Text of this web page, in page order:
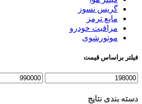
گریس نسوز
مایع ترمز
مراقبت خودرو
موتورشوی
فیلتر براساس قیمت
حداقل
حداكثر
دسته بندی نتایج